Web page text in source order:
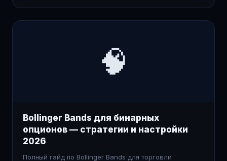
🧠
Bollinger Bands для бинарных
опционов — стратегии и настройки
2026
Полный гайд по Bollinger Bands для торговли